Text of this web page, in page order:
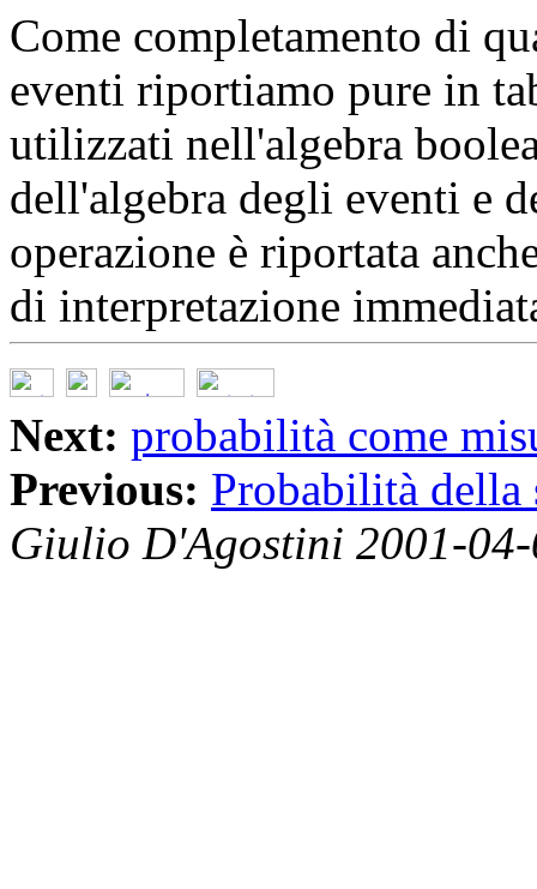
Come completamento di
eventi riportiamo pure in
utilizzati nell'algebra
dell'algebra degli eventi e
operazione è riportata
di interpretazione
Next: probabilità come
Previous: Probabilità della
Giulio D'Agostini 2001-